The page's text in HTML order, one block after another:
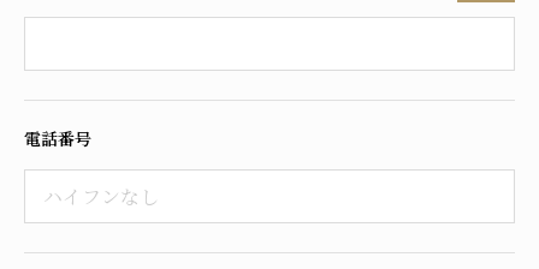
電話番号